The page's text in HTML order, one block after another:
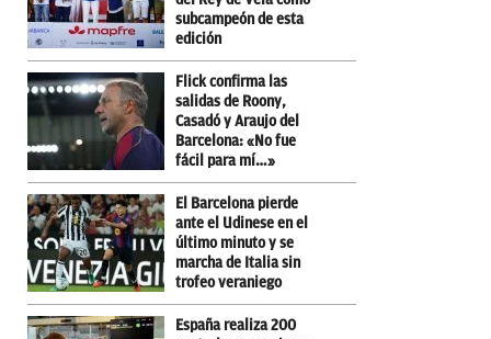
subcampeón de esta
edición
Flick confirma las
salidas de Roony,
Casadó y Araujo del
Barcelona: «No fue
fácil para mí…»
El Barcelona pierde
ante el Udinese en el
último minuto y se
marcha de Italia sin
trofeo veraniego
España realiza 200